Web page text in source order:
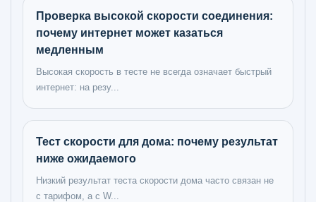
Проверка высокой скорости соединения:
почему интернет может казаться
медленным
Высокая скорость в тесте не всегда означает быстрый
интернет: на резу...
Тест скорости для дома: почему результат
ниже ожидаемого
Низкий результат теста скорости дома часто связан не
с тарифом, а с W...